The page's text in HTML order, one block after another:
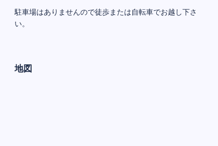
駐車場はありませんので徒歩または自転車でお越し下さ
い。
地図